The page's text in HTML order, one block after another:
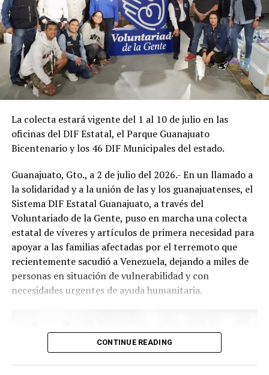
La colecta estará vigente del 1 al 10 de julio en las
oficinas del DIF Estatal, el Parque Guanajuato
Bicentenario y los 46 DIF Municipales del estado.
Guanajuato, Gto., a 2 de julio del 2026.- En un llamado a
la solidaridad y a la unión de las y los guanajuatenses, el
Sistema DIF Estatal Guanajuato, a través del
Voluntariado de la Gente, puso en marcha una colecta
estatal de víveres y artículos de primera necesidad para
apoyar a las familias afectadas por el terremoto que
recientemente sacudió a Venezuela, dejando a miles de
personas en situación de vulnerabilidad y con
necesidades urgentes de ayuda humanitaria.
CONTINUE READING